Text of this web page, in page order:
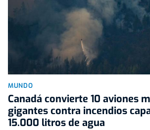
MUNDO
Canadá convierte 10 aviones
gigantes contra incendios
15.000 litros de agua